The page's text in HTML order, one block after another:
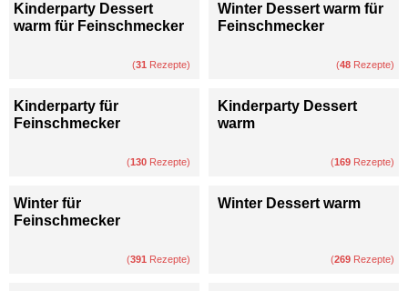
Kinderparty Dessert
warm für Feinschmecker
(31 Rezepte)
Winter Dessert warm für
Feinschmecker
(48 Rezepte)
Kinderparty für
Feinschmecker
(130 Rezepte)
Kinderparty Dessert
warm
(169 Rezepte)
Winter für
Feinschmecker
(391 Rezepte)
Winter Dessert warm
(269 Rezepte)